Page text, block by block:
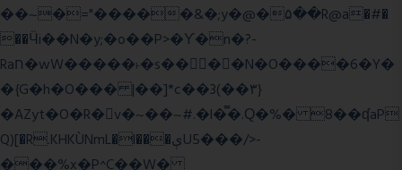
��~�="�����&�;y�@�۵��R@a�#�
��Ӵi��N�y;�o��P>�ϒ�n�?­
Raח�wW�����˫�s����N�O����6�Y�
�{G�h�O��� |��]*c��3(��٣}
�AZyt�O�R�v�~��~#.�l�̿�.Ԛ�%� 8��ʠaP
Q)[�R.KHKÙNmL�l���ېU5���/>-